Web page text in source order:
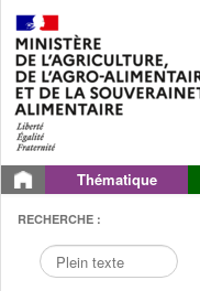
Thématique
RECHERCHE :